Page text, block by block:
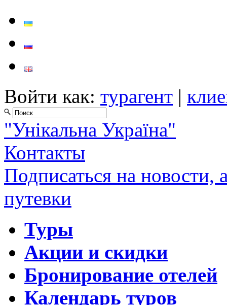
Войти как: турагент |
"Унікальна Україна"
Контакты
Подписаться на новости,
путевки
Туры
Акции и скидки
Бронирование отелей
Календарь туров